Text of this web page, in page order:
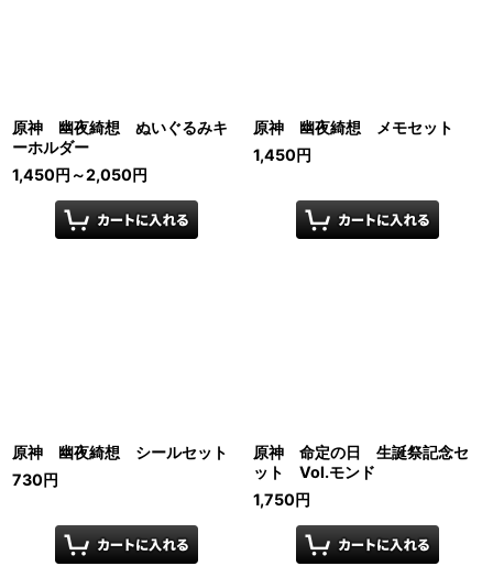
原神 幽夜綺想 ぬいぐるみキ
ーホルダー
1,450円 ～2,050円
原神 幽夜綺想 メモセット
1,450円
原神 幽夜綺想 シールセット
730円
原神 命定の日 生誕祭記念セ
ット Vol.モンド
1,750円